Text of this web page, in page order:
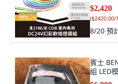
$2,420
($2420.00/
8/20 預
賓士
組 LED